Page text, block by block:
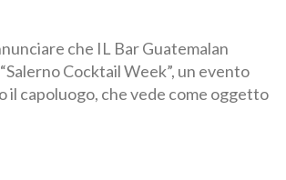
che IL Bar Guatemalan
Cocktail Week”, un evento
il capoluogo, che vede come oggetto